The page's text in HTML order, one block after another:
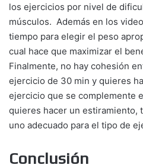
los ejercicios por nivel de
músculos. Además en los
tiempo para elegir el peso
cual hace que maximizar el
Finalmente, no hay cohesión
ejercicio de 30 min y quieres
ejercicio que se complemente
quieres hacer un estiramiento,
uno adecuado para el tipo de
Conclusión